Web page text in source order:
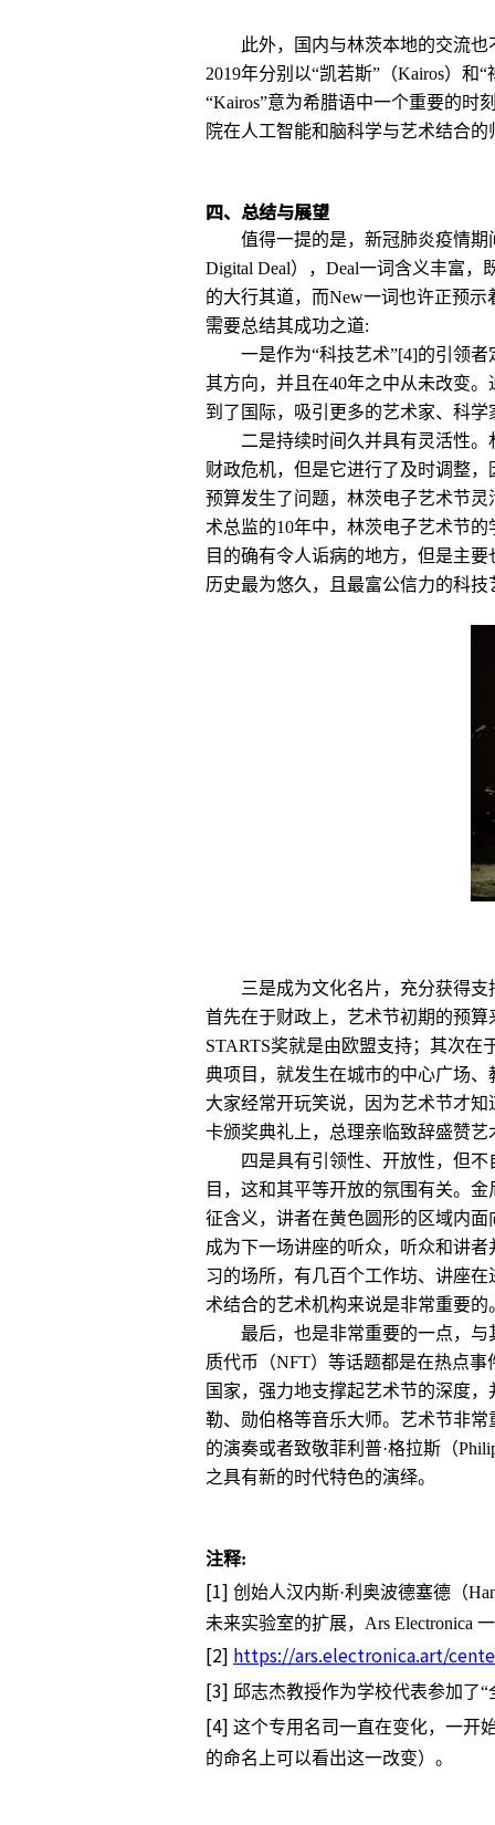
此外，国内与林茨本地的交流
2019年分别以“凯若斯”（Kairos）和
“Kairos”意为希腊语中一个重要的时
院在人工智能和脑科学与艺术结合
四、总结与展望
值得一提的是，新冠肺炎疫情
Digital Deal），Deal一词含义丰富
的大行其道，而New一词也许正预
需要总结其成功之道:
一是作为“科技艺术”[4]的引领
其方向，并且在40年之中从未改变
到了国际，吸引更多的艺术家、科
二是持续时间久并具有灵活性
财政危机，但是它进行了及时调整
预算发生了问题，林茨电子艺术节
术总监的10年中，林茨电子艺术节
目的确有令人诟病的地方，但是主
历史最为悠久，且最富公信力的科
三是成为文化名片，充分获得
首先在于财政上，艺术节初期的预
STARTS奖就是由欧盟支持；其次
典项目，就发生在城市的中心广场
大家经常开玩笑说，因为艺术节才
卡颁奖典礼上，总理亲临致辞盛赞
四是具有引领性、开放性，但
目，这和其平等开放的氛围有关。
征含义，讲者在黄色圆形的区域内
成为下一场讲座的听众，听众和讲
习的场所，有几百个工作坊、讲座
术结合的艺术机构来说是非常重要的
最后，也是非常重要的一点，
质代币（NFT）等话题都是在热点
国家，强力地支撑起艺术节的深度
勒、勋伯格等音乐大师。艺术节非
的演奏或者致敬菲利普·格拉斯（
之具有新的时代特色的演绎。
注释:
[1] 创始人汉内斯·利奥波德塞德（
未来实验室的扩展，Ars Electronica
[2] https://ars.electronica.art/
[3] 邱志杰教授作为学校代表参加了
[4] 这个专用名司一直在变化，一开
的命名上可以看出这一改变）。